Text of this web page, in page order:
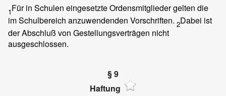
1Für in Schulen eingesetzte Ordensmitglieder gelten die
im Schulbereich anzuwendenden Vorschriften. 2Dabei ist
der Abschluß von Gestellungsverträgen nicht
ausgeschlossen.
§ 9
Haftung